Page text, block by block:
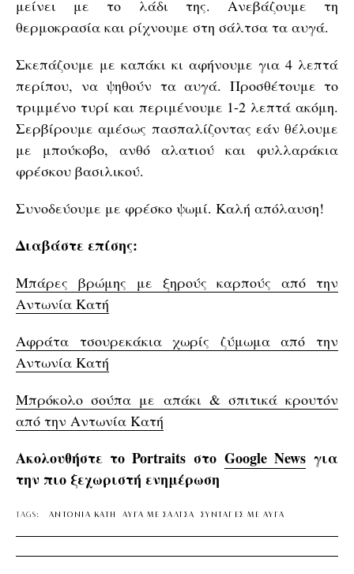
μείνει με το λάδι της. Ανεβάζουμε τη
θερμοκρασία και ρίχνουμε στη σάλτσα τα αυγά.
Σκεπάζουμε με καπάκι κι αφήνουμε για 4 λεπτά
περίπου, να ψηθούν τα αυγά. Προσθέτουμε το
τριμμένο τυρί και περιμένουμε 1-2 λεπτά ακόμη.
Σερβίρουμε αμέσως πασπαλίζοντας εάν θέλουμε
με μπούκοβο, ανθό αλατιού και φυλλαράκια
φρέσκου βασιλικού.
Συνοδεύουμε με φρέσκο ψωμί. Καλή απόλαυση!
Διαβάστε επίσης:
Μπάρες βρώμης με ξηρούς καρπούς από την
Αντωνία Κατή
Αφράτα τσουρεκάκια χωρίς ζύμωμα από την
Αντωνία Κατή
Μπρόκολο σούπα με απάκι & σπιτικά κρουτόν
από την Αντωνία Κατή
Ακολουθήστε το Portraits στο Google Newsγια
την πιο ξεχωριστή ενημέρωση
TAGS: ΑΝΤΩΝΙΑ ΚΑΤΗ ΑΥΓΑ ΜΕ ΣΑΛΤΣΑ ΣΥΝΤΑΓΕΣ ΜΕ ΑΥΓΑ